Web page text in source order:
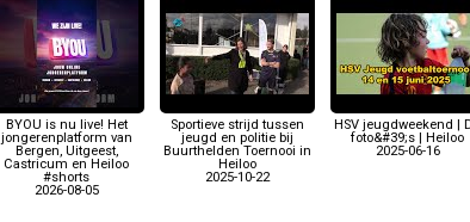
BYOU is nu live! Het
jongerenplatform van
Bergen, Uitgeest,
Castricum en Heiloo
#shorts
2026-08-05
Sportieve strijd tussen
jeugd en politie bij
Buurthelden Toernooi in
Heiloo
2025-10-22
HSV jeugdweekend |
foto&#39;s | Heiloo
2025-06-16